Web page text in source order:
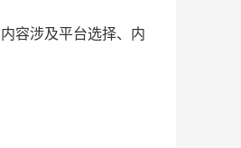
容涉及平台选择、内